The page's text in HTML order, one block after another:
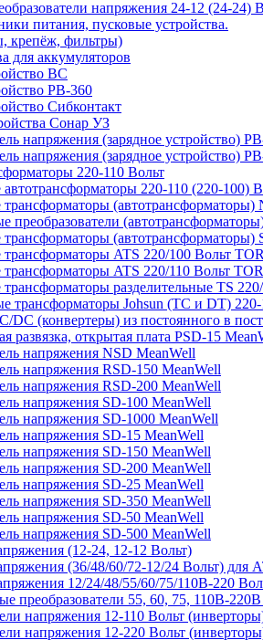
напряжения 24-12 (24-24)
питания, пусковые устройства.
крепёж, фильтры)
для аккумуляторов
BC
PB-360
Сибконтакт
Сонар УЗ
напряжения (зарядное устройство)
напряжения (зарядное устройство)
220-110 Вольт
220-110 (220-100)
(автотрансформаторы)
преобразователи
(автотрансформаторы)
ATS 220/100 Вольт
ATS 220/110 Вольт
разделительные TS
трансформаторы Johsun (TС и DT) 220-
DC (конвертеры) из постоянного в
развязка, открытая плата PSD-15
напряжения NSD MeanWell
напряжения RSD-150 MeanWell
напряжения RSD-200 MeanWell
напряжения SD-100 MeanWell
напряжения SD-1000 MeanWell
напряжения SD-15 MeanWell
напряжения SD-150 MeanWell
напряжения SD-200 MeanWell
напряжения SD-25 MeanWell
напряжения SD-350 MeanWell
напряжения SD-50 MeanWell
напряжения SD-500 MeanWell
(12-24, 12-12 Вольт)
(36/48/60/72-12/24 Вольт) для
12/24/48/55/60/75/110В-220
преобразователи 55, 60, 75, 110В-
напряжения 12-110 Вольт
напряжения 12-220 Вольт